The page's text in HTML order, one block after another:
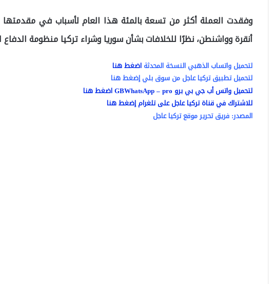
وفقدت العملة أكثر من تسعة بالمئة هذا العام لأسباب في مقدمتها
أنقرة وواشنطن، نظرًا للخلافات بشأن سوريا وشراء تركيا منظومة الدفاع
لتحميل واتساب الذهبي النسخة المحدثة اضغط هنا
لتحميل تطبيق تركيا عاجل من سوق بلي إضغط هنا
لتحميل واتس أب جي بي برو GBWhatsApp – pro اضغط هنا
للاشتراك في قناة تركيا عاجل على تلغرام إضغط هنا
المصدر: فريق تحرير موقع تركيا عاجل